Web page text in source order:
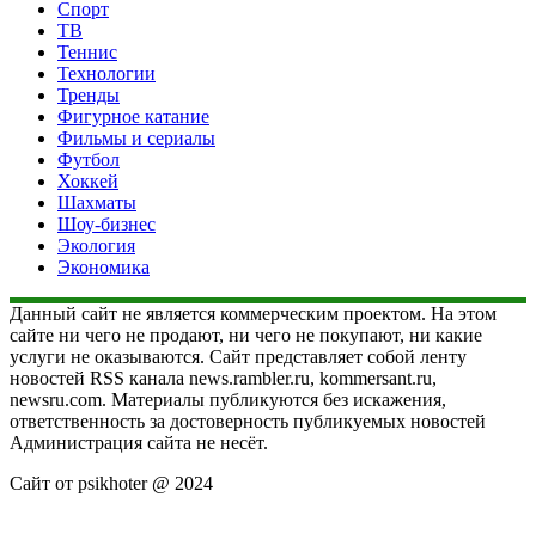
Спорт
ТВ
Теннис
Технологии
Тренды
Фигурное катание
Фильмы и сериалы
Футбол
Хоккей
Шахматы
Шоу-бизнес
Экология
Экономика
Данный сайт не является коммерческим проектом. На этом
сайте ни чего не продают, ни чего не покупают, ни какие
услуги не оказываются. Сайт представляет собой ленту
новостей RSS канала news.rambler.ru, kommersant.ru,
newsru.com. Материалы публикуются без искажения,
ответственность за достоверность публикуемых новостей
Администрация сайта не несёт.
Сайт от psikhoter @ 2024